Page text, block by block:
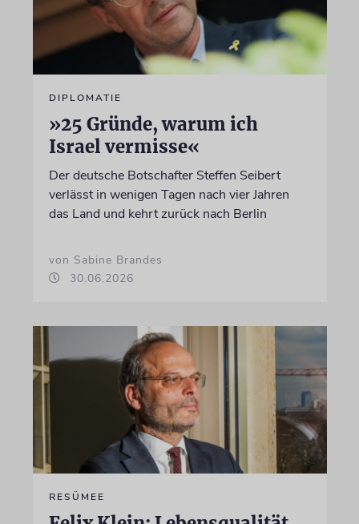
DIPLOMATIE
»25 Gründe, warum ich
Israel vermisse«
Der deutsche Botschafter Steffen Seibert
verlässt in wenigen Tagen nach vier Jahren
das Land und kehrt zurück nach Berlin
von Sabine Brandes
30.06.2026
RESÜMEE